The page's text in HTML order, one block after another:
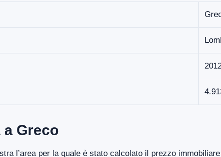
Greco
l’area per la quale è stato calcolato il prezzo